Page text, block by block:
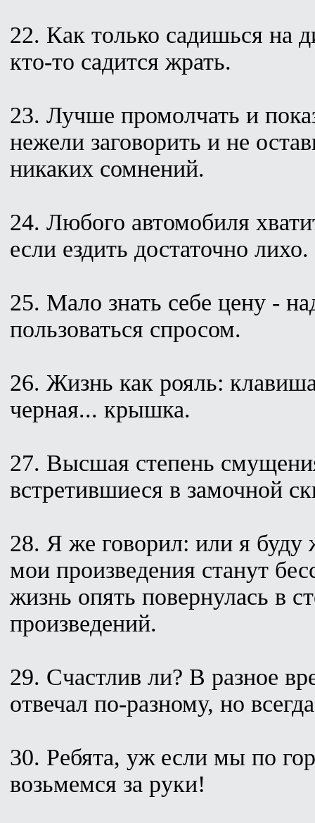
22. Как только садишься на
кто-то садится жрать.
23. Лучше промолчать и
нежели заговорить и не
никаких сомнений.
24. Любого автомобиля
если ездить достаточно лихо.
25. Мало знать себе цену -
пользоваться спросом.
26. Жизнь как рояль:
черная... крышка.
27. Высшая степень
встретившиеся в замочной
28. Я же говорил: или я
мои произведения станут
жизнь опять повернулась в
произведений.
29. Счастлив ли? В разное
отвечал по-разному, но
30. Ребята, уж если мы по
возьмемся за руки!